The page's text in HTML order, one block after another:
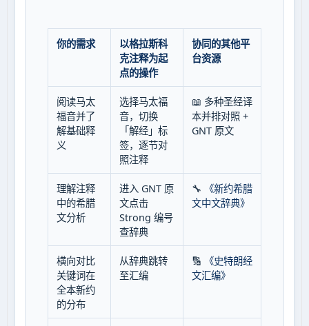
你的需求
以格拉斯科
克注释为起
点的操作
协同的其他平
台资源
阅读马太
福音并了
解基础释
义
选择马太福
音，切换
「解经」标
签，逐节对
照注释
📖 多种圣经译
本并排对照 +
GNT 原文
理解注释
中的希腊
文分析
进入 GNT 原
文点击
Strong 编号
查辞典
🔧
《新约希腊
文中文辞典》
横向对比
关键词在
全本新约
的分布
从辞典跳转
至汇编
🔢
《史特朗经
文汇编》